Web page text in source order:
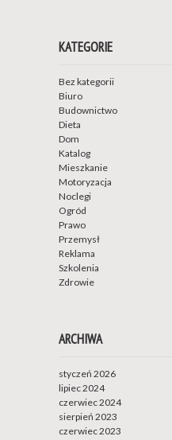
KATEGORIE
Bez kategorii
Biuro
Budownictwo
Dieta
Dom
Katalog
Mieszkanie
Motoryzacja
Noclegi
Ogród
Prawo
Przemysł
Reklama
Szkolenia
Zdrowie
ARCHIWA
styczeń 2026
lipiec 2024
czerwiec 2024
sierpień 2023
czerwiec 2023